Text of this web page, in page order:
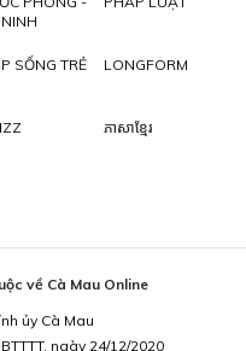
SỐNG TRẺ LONGFORM
ភាសាខ្មែរ
về Cà Mau Online
ủy Cà Mau
ngày 24/12/2020